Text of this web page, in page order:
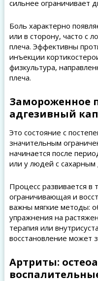
сильнее ограничивает
Боль характерно
или в сторону, часто с
плеча. Эффективны
инъекции
физкультура,
плеча.
Замороженное
адгезивный
Это состояние с
значительным
начинается после
или у людей с сахарным
Процесс развивается в
ограничивающая и
важны мягкие методы:
упражнения на
терапия или
восстановление может
Артриты: